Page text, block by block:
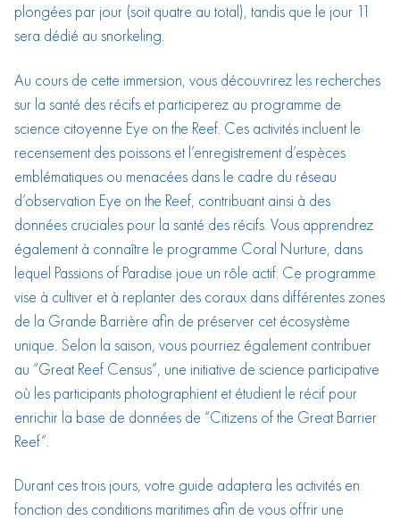
plongées par jour (soit quatre au total), tandis que le jour 11
sera dédié au snorkeling.
Au cours de cette immersion, vous découvrirez les recherches
sur la santé des récifs et participerez au programme de
science citoyenne Eye on the Reef. Ces activités incluent le
recensement des poissons et l’enregistrement d’espèces
emblématiques ou menacées dans le cadre du réseau
d’observation Eye on the Reef, contribuant ainsi à des
données cruciales pour la santé des récifs. Vous apprendrez
également à connaître le programme Coral Nurture, dans
lequel Passions of Paradise joue un rôle actif. Ce programme
vise à cultiver et à replanter des coraux dans différentes zones
de la Grande Barrière afin de préserver cet écosystème
unique. Selon la saison, vous pourriez également contribuer
au “Great Reef Census”, une initiative de science participative
où les participants photographient et étudient le récif pour
enrichir la base de données de “Citizens of the Great Barrier
Reef”.
Durant ces trois jours, votre guide adaptera les activités en
fonction des conditions maritimes afin de vous offrir une